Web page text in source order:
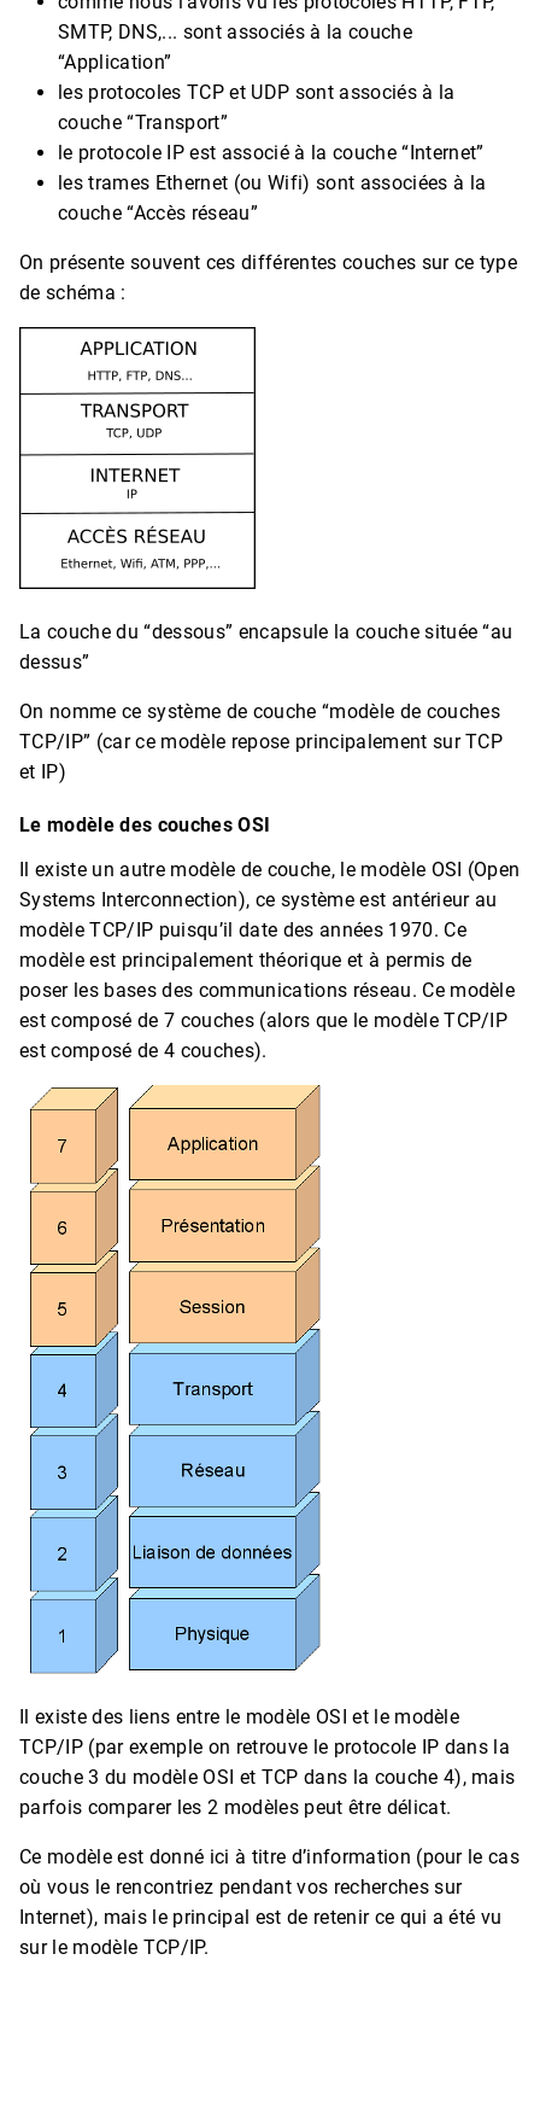
SMTP, DNS,... sont associés à la couche
“Application”
les protocoles TCP et UDP sont associés à la
couche “Transport”
le protocole IP est associé à la couche “Internet”
les trames Ethernet (ou Wifi) sont associées à la
couche “Accès réseau”
On présente souvent ces différentes couches sur ce type
de schéma :
La couche du “dessous” encapsule la couche située “au
dessus”
On nomme ce système de couche “modèle de couches
TCP/IP” (car ce modèle repose principalement sur TCP
et IP)
Le modèle des couches OSI
Il existe un autre modèle de couche, le modèle OSI (Open
Systems Interconnection), ce système est antérieur au
modèle TCP/IP puisqu’il date des années 1970. Ce
modèle est principalement théorique et à permis de
poser les bases des communications réseau. Ce modèle
est composé de 7 couches (alors que le modèle TCP/IP
est composé de 4 couches).
Il existe des liens entre le modèle OSI et le modèle
TCP/IP (par exemple on retrouve le protocole IP dans la
couche 3 du modèle OSI et TCP dans la couche 4), mais
parfois comparer les 2 modèles peut être délicat.
Ce modèle est donné ici à titre d’information (pour le cas
où vous le rencontriez pendant vos recherches sur
Internet), mais le principal est de retenir ce qui a été vu
sur le modèle TCP/IP.